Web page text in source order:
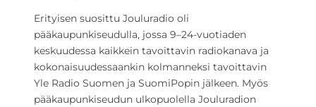
Erityisen suosittu Jouluradio oli
pääkaupunkiseudulla, jossa 9–24-vuotiaden
keskuudessa kaikkein tavoittavin radiokanava ja
kokonaisuudessaankin kolmanneksi tavoittavin
Yle Radio Suomen ja SuomiPopin jälkeen. Myös
pääkaupunkiseudun ulkopuolella Jouluradion